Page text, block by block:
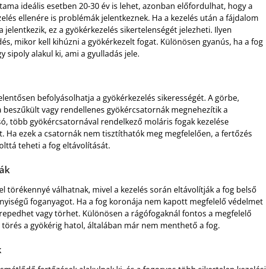
ideális esetben 20-30 év is lehet, azonban előfordulhat, hogy a
ellenére is problémák jelentkeznek. Ha a kezelés után a fájdalom
jelentkezik, ez a gyökérkezelés sikertelenségét jelezheti. Ilyen
mikor kell kihúzni a gyökérkezelt fogat. Különösen gyanús, ha a fog
sipoly alakul ki, ami a gyulladás jele.
befolyásolhatja a gyökérkezelés sikerességét. A görbe,
vagy rendellenes gyökércsatornák megnehezítik a
több gyökércsatornával rendelkező moláris fogak kezelése
Ha ezek a csatornák nem tisztíthatók meg megfelelően, a fertőzés
teheti a fog eltávolítását.
törékennyé válhatnak, mivel a kezelés során eltávolítják a fog belső
foganyagot. Ha a fog koronája nem kapott megfelelő védelmet
vagy törhet. Különösen a rágófogaknál fontos a megfelelő
a gyökérig hatol, általában már nem menthető a fog.